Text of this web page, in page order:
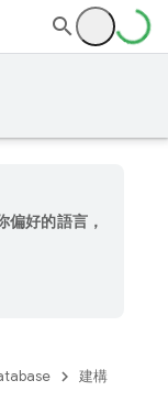
好的語言，
建構